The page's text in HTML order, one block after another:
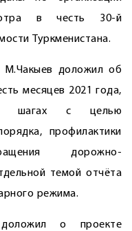
в честь 30-й
Туркменистана.
М.Чакыев доложил об
месяцев 2021 года,
шагах с целью
профилактики
дорожно-
темой отчёта
режима.
о проекте